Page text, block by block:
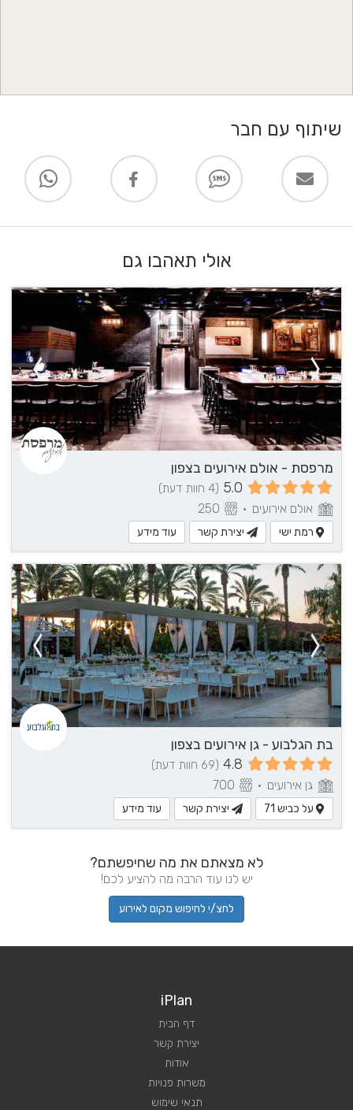
שיתוף עם חבר
אולי תאהבו גם
מרפסת - אולם אירועים בצפון
5.0 (4 חוות דעת)
אולם אירועים •
רמת ישי יצירת קשר עוד מידע
בת הגלבוע - גן אירועים בצפון
4.8 (69 חוות דעת)
גן אירועים •
על כביש 71 יצירת קשר עוד מידע
לא מצאתם את מה שחיפשתם?
יש לנו עוד הרבה מה להציע לכם!
לחצ/י לחיפוש מקום לאירוע
iPlan
דף הבית
יצירת קשר
אודות
משרות פנויות
תנאי שימוש